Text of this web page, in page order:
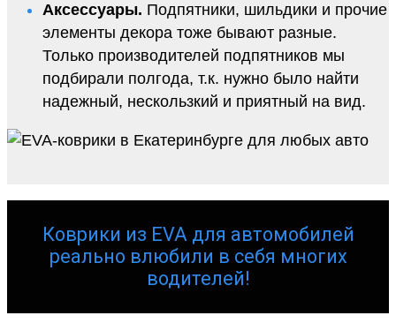
Аксессуары. Подпятники, шильдики и прочие
элементы декора тоже бывают разные.
Только производителей подпятников мы
подбирали полгода, т.к. нужно было найти
надежный, нескользкий и приятный на вид.
Коврики из EVA для автомобилей
реально влюбили в себя многих
водителей!